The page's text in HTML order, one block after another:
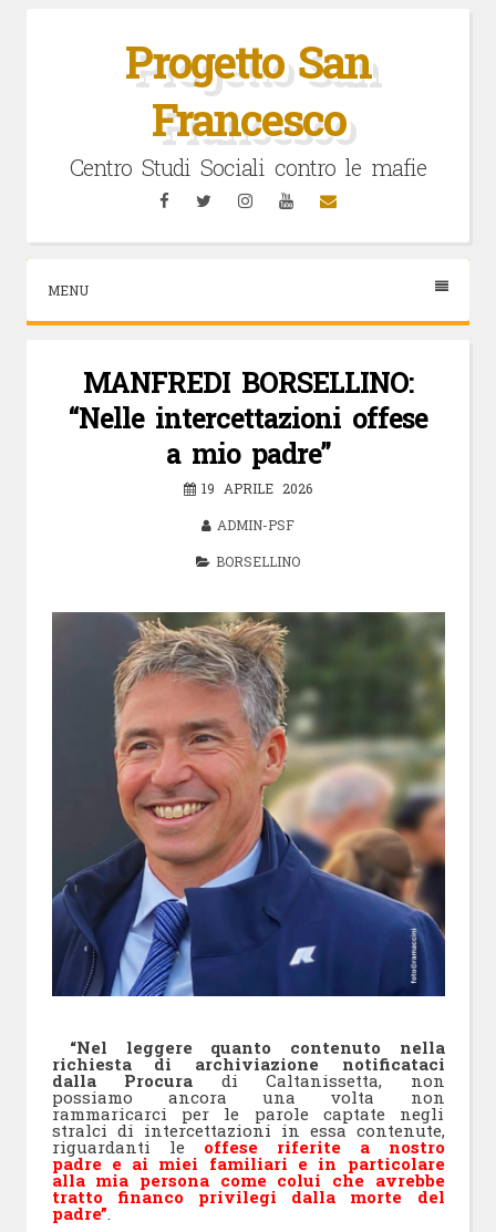
Progetto San
Francesco
Centro Studi Sociali contro le mafie
FacebookTwitterInstagramYouTubeEmail
MENU
MANFREDI BORSELLINO:
“Nelle intercettazioni offese
a mio padre”
19 APRILE 2026
ADMIN-PSF
BORSELLINO
“Nel leggere quanto contenuto nella
richiesta di archiviazione notificataci
dalla Procura di Caltanissetta, non
possiamo ancora una volta non
rammaricarci per le parole captate negli
stralci di intercettazioni in essa contenute,
riguardanti le offese riferite a nostro
padre e ai miei familiari e in particolare
alla mia persona come colui che avrebbe
tratto financo privilegi dalla morte del
padre”.